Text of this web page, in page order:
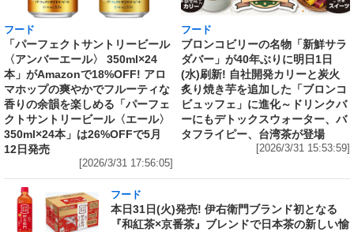
フード
「パーフェクトサントリービール
〈アンバーエール〉 350ml×24
本」がAmazonで18%OFF! アロ
マホップの爽やかでフルーティな
香りの余韻を楽しめる「パーフェ
クトサントリービール〈エール〉
350ml×24本」は26%OFFで5月
12日発売
[2026/3/31 17:56:05]
フード
ブロンコビリーの名物「新鮮サラ
ダバー」が40年ぶりに明日1日
(水)刷新! 自社開発カリーと炭火
炙り焼き芋を追加した「ブロンコ
ビュッフェ」に進化～ドリンクバ
ーにもデトックスウォーター、バ
タフライピー、台湾茶が登場
[2026/3/31 15:53:59]
フード
本日31日(火)発売! 伊右衛門ブランド初となる
『和紅茶×京番茶』ブレンドで日本茶の新しい愉